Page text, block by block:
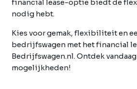
financial lease-optie biedt de
nodig hebt.
Kies voor gemak, flexibiliteit en
bedrijfswagen met het financial
Bedrijfswagen.nl. Ontdek
mogelijkheden!